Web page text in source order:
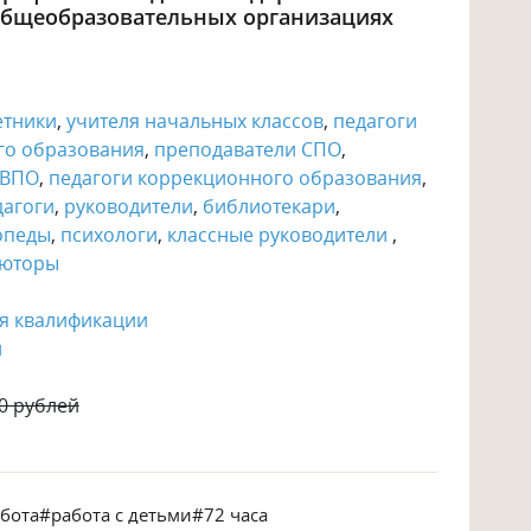
организациях
, учителя начальных классов, педагоги
образования, преподаватели СПО,
, педагоги коррекционного образования,
, руководители, библиотекари,
, психологи, классные руководители ,
квалификации
рублей
#работа с детьми#72 часа